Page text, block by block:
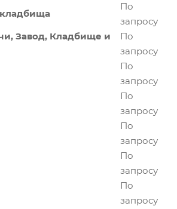
По
запросу
Завод, Кладбище и
По
запросу
По
запросу
По
запросу
По
запросу
По
запросу
По
запросу